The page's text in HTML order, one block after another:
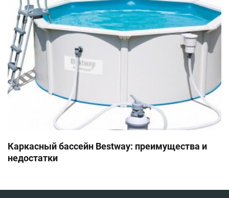
Каркасный бассейн Bestway: преимущества и
недостатки